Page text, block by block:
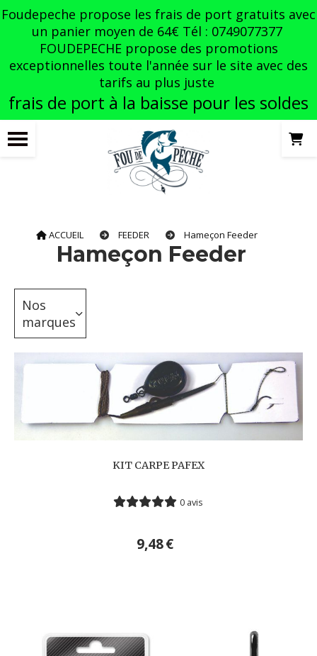
Foudepeche propose les frais de port gratuits avec
un panier moyen de 64€ Tél : 0749077377
FOUDEPECHE propose des promotions
exceptionnelles toute l'année sur le site avec des
tarifs au plus juste
frais de port à la baisse pour les soldes
ACCUEIL FEEDER Hameçon Feeder
Hameçon Feeder
Nos
marques
KIT CARPE PAFEX
0 avis
9,48€